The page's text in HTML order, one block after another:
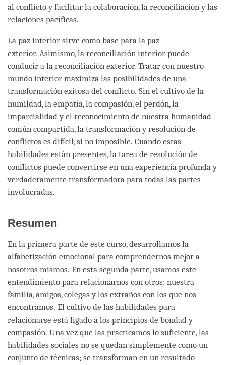
al conflicto y facilitar la colaboración, la reconciliación y las
relaciones pacíficas.
La paz interior sirve como base para la paz
exterior. Asimismo, la reconciliación interior puede
conducir a la reconciliación exterior. Tratar con nuestro
mundo interior maximiza las posibilidades de una
transformación exitosa del conflicto. Sin el cultivo de la
humildad, la empatía, la compasión, el perdón, la
imparcialidad y el reconocimiento de nuestra humanidad
común compartida, la transformación y resolución de
conflictos es difícil, si no imposible. Cuando estas
habilidades están presentes, la tarea de resolución de
conflictos puede convertirse en una experiencia profunda y
verdaderamente transformadora para todas las partes
involucradas.
Resumen
En la primera parte de este curso, desarrollamos la
alfabetización emocional para comprendernos mejor a
nosotros mismos. En esta segunda parte, usamos este
entendimiento para relacionarnos con otros: nuestra
familia, amigos, colegas y los extraños con los que nos
encontramos. El cultivo de las habilidades para
relacionarse está ligado a los principios de bondad y
compasión. Una vez que las practicamos lo suficiente, las
habilidades sociales no se quedan simplemente como un
conjunto de técnicas; se transforman en un resultado